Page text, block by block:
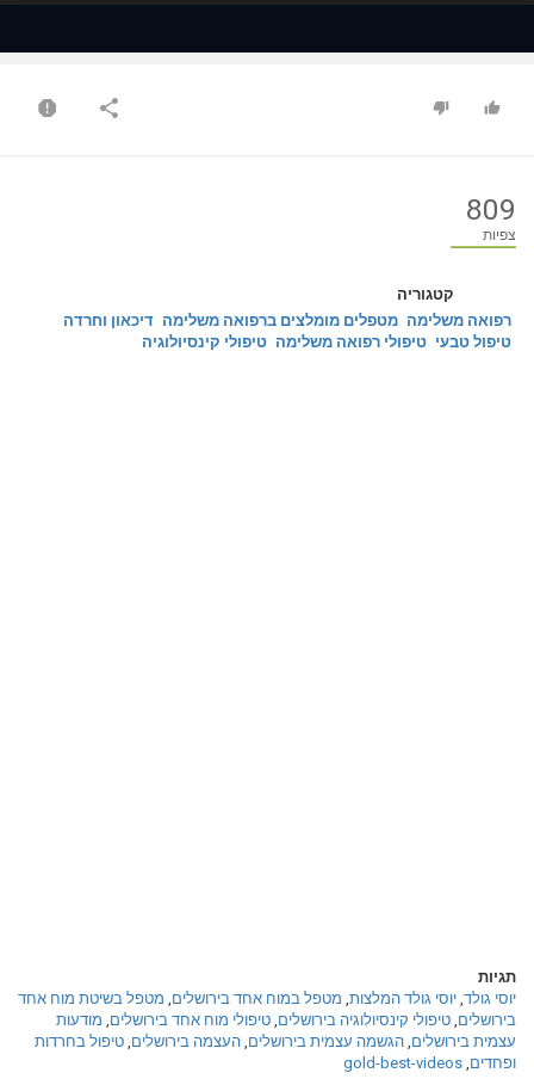
809
צפיות
קטגוריה
רפואה משלימה מטפלים מומלצים ברפואה משלימה דיכאון וחרדה
טיפול טבעי טיפולי רפואה משלימה טיפולי קינסיולוגיה
תגיות
יוסי גולד, יוסי גולד המלצות, מטפל במוח אחד בירושלים, מטפל בשיטת מוח אחד
בירושלים, טיפולי קינסיולוגיה בירושלים, טיפולי מוח אחד בירושלים, מודעות
עצמית בירושלים, הגשמה עצמית בירושלים, העצמה בירושלים, טיפול בחרדות
ופחדים,
gold-best-videos